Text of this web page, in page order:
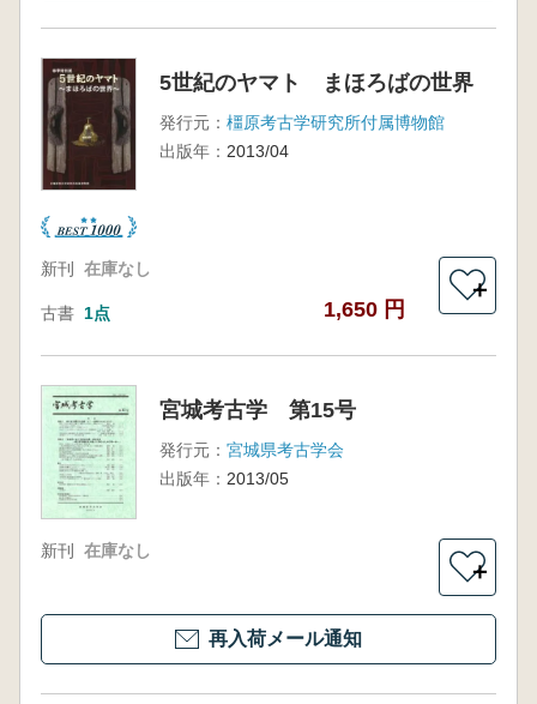
5世紀のヤマト まほろばの世界
発行元： 橿原考古学研究所付属博物館
出版年： 2013/04
新刊 在庫なし
古書 1点 1,650 円
＋
宮城考古学 第15号
発行元： 宮城県考古学会
出版年： 2013/05
新刊 在庫なし
＋
再入荷メール通知